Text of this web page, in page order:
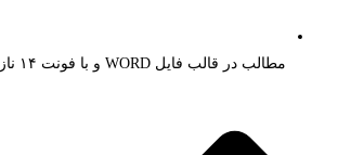
مطالب در قالب فایل WORD و با فونت ۱۴ نازنین ارسال شود.